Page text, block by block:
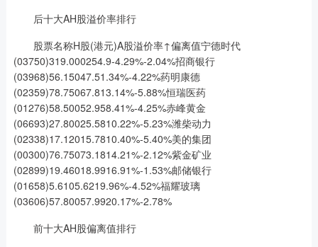
后十大AH股溢价率排行
股票名称H股(港元)A股溢价率↑偏离值宁德时代
(03750)319.000254.9-4.29%-2.04%招商银行
(03968)56.15047.51.34%-4.22%药明康德
(02359)78.75067.813.14%-5.88%恒瑞医药
(01276)58.50052.958.41%-4.25%赤峰黄金
(06693)27.80025.5810.22%-5.23%潍柴动力
(02338)17.12015.7810.40%-5.40%美的集团
(00300)76.75073.1814.21%-2.12%紫金矿业
(02899)19.46018.9916.91%-1.53%邮储银行
(01658)5.6105.6219.96%-4.52%福耀玻璃
(03606)57.80057.9920.17%-2.78%
前十大AH股偏离值排行